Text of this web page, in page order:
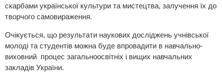
скарбами української культури та мистецтва, залучення їх до
творчого самовираження.
Очікується, що результати наукових досліджень учнівської
молоді та студентів можна буде впровадити в навчально-
виховний процес загальноосвітніх і вищих навчальних
закладів України.